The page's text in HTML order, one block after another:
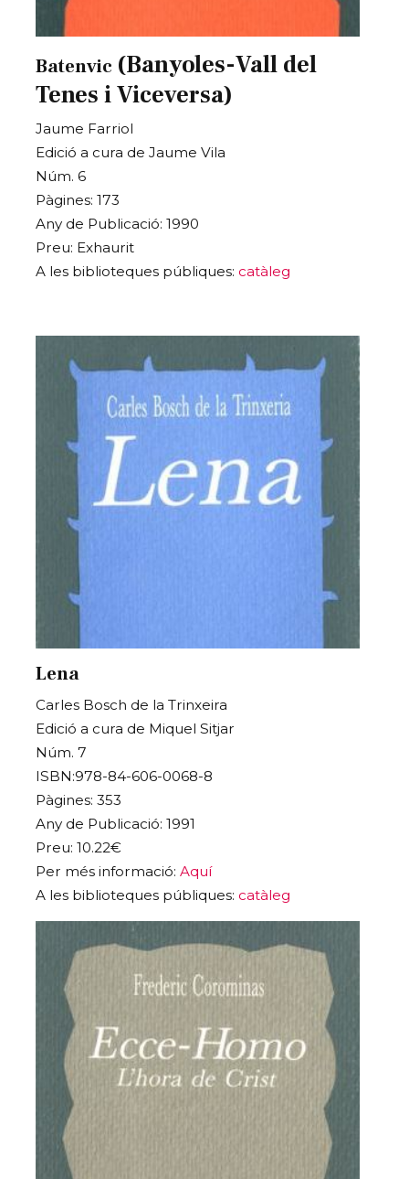
Batenvic (Banyoles-Vall del
Tenes i Viceversa)
Jaume Farriol
Edició a cura de Jaume Vila
Núm. 6
Pàgines: 173
Any de Publicació: 1990
Preu: Exhaurit
A les biblioteques públiques: catàleg
Lena
Carles Bosch de la Trinxeira
Edició a cura de Miquel Sitjar
Núm. 7
ISBN:978-84-606-0068-8
Pàgines: 353
Any de Publicació: 1991
Preu: 10.22€
Per més informació: Aquí
A les biblioteques públiques: catàleg